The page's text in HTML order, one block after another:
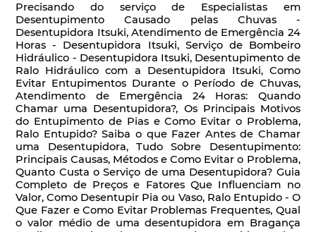
Precisando do serviço de Especialistas em
Desentupimento Causado pelas Chuvas -
Desentupidora Itsuki, Atendimento de Emergência 24
Horas - Desentupidora Itsuki, Serviço de Bombeiro
Hidráulico - Desentupidora Itsuki, Desentupimento de
Ralo Hidráulico com a Desentupidora Itsuki, Como
Evitar Entupimentos Durante o Período de Chuvas,
Atendimento de Emergência 24 Horas: Quando
Chamar uma Desentupidora?, Os Principais Motivos
do Entupimento de Pias e Como Evitar o Problema,
Ralo Entupido? Saiba o que Fazer Antes de Chamar
uma Desentupidora, Tudo Sobre Desentupimento:
Principais Causas, Métodos e Como Evitar o Problema,
Quanto Custa o Serviço de uma Desentupidora? Guia
Completo de Preços e Fatores Que Influenciam no
Valor, Como Desentupir Pia ou Vaso, Ralo Entupido - O
Que Fazer e Como Evitar Problemas Frequentes, Qual
o valor médio de uma desentupidora em Bragança